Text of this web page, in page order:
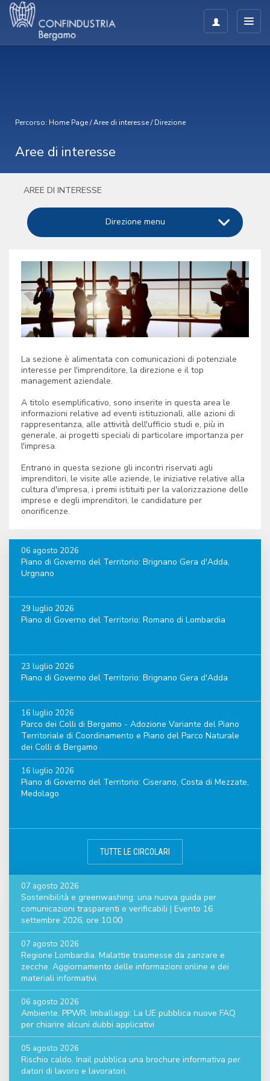
Percorso: Home Page/Aree di interesse/Direzione
Aree di interesse
AREE DI INTERESSE
Direzione menu
La sezione è alimentata con comunicazioni di potenziale
interesse per l'imprenditore, la direzione e il top
management aziendale.
A titolo esemplificativo, sono inserite in questa area le
informazioni relative ad eventi istituzionali, alle azioni di
rappresentanza, alle attività dell'ufficio studi e, più in
generale, ai progetti speciali di particolare importanza per
l'impresa.
Entrano in questa sezione gli incontri riservati agli
imprenditori, le visite alle aziende, le iniziative relative alla
cultura d'impresa, i premi istituiti per la valorizzazione delle
imprese e degli imprenditori, le candidature per
onorificenze.
06 agosto 2026
Piano di Governo del Territorio: Brignano Gera d'Adda,
Urgnano
29 luglio 2026
Piano di Governo del Territorio: Romano di Lombardia
23 luglio 2026
Piano di Governo del Territorio: Brignano Gera d'Adda
16 luglio 2026
Parco dei Colli di Bergamo - Adozione Variante del Piano
Territoriale di Coordinamento e Piano del Parco Naturale
dei Colli di Bergamo
16 luglio 2026
Piano di Governo del Territorio: Ciserano, Costa di Mezzate,
Medolago
TUTTE LE CIRCOLARI
07 agosto 2026
Sostenibilità e greenwashing: una nuova guida per
comunicazioni trasparenti e verificabili | Evento 16
settembre 2026, ore 10.00
07 agosto 2026
Regione Lombardia. Malattie trasmesse da zanzare e
zecche. Aggiornamento delle informazioni online e dei
materiali informativi.
06 agosto 2026
Ambiente. PPWR. Imballaggi: La UE pubblica nuove FAQ
per chiarire alcuni dubbi applicativi
05 agosto 2026
Rischio caldo. Inail pubblica una brochure informativa per
datori di lavoro e lavoratori.